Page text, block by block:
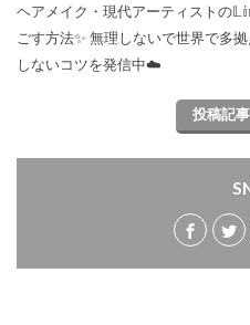
ヘアメイク・現代アーティストの
ごす方法✨ 無理しないで世界で多
しないコツを発信中☁️
投稿記